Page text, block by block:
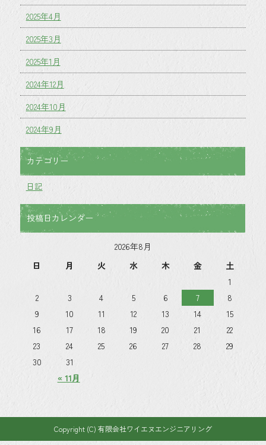
2025年4月
2025年3月
2025年1月
2024年12月
2024年10月
2024年9月
カテゴリー
日記
投稿日カレンダー
2026年8月
日
月 火 水 木 金 土
« 11月
1
2
3 4 5 6 7
8
9
10 11 12 13 14
15
16
17 18 19 20 21
22
23
24 25 26 27 28
29
30
31
Copyright (C) 有限会社ワイエヌエンジニアリング